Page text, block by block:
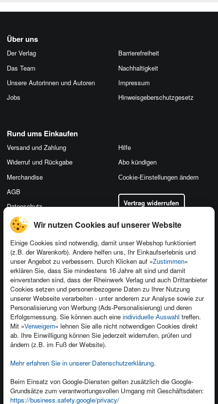
Wir nutzen Cookies auf unserer Website
Einige Cookies sind notwendig, damit unser Webshop funktioniert
(z.B. der Warenkorb). Andere helfen uns, Ihr Einkaufserlebnis und
unser Angebot zu verbessern. Durch Klicken auf »Zustimmen«
erklären Sie, dass Sie mindestens 16 Jahre alt sind und damit
einverstanden sind, dass der Rheinwerk Verlag und auch Drittanbieter
Cookies setzen und personenbezogene Daten zu Ihrer Nutzung
unserer Webseite verarbeiten - unter anderem zur Analyse sowie zur
Personalisierung von Werbung (Ads-Personalisierung) und deren
Erfolgsmessung. Sie können auch eine individuelle Auswahl treffen.
Mit »Verweigern« lehnen Sie alle nicht notwendigen Cookies direkt
ab. Ihre Einwilligung können Sie jederzeit widerrufen, prüfen und
ändern (z.B. im Fuß der Website).
Mehr erfahren Sie in unserer Datenschutzerklärung.
Beim Einsatz von Google-Diensten gelten zusätzlich die Google-
Grundsätze zum verantwortungsvollen Umgang mit Geschäftsdaten:
https://business.safety.google/privacy/
Über uns
Der Verlag
Das Team
Unsere Autorinnen und Autoren
Jobs
Barrierefreiheit
Nachhaltigkeit
Impressum
Hinweis­geber­schutz­gesetz
Kontakt
Newsletter
Für Unternehmen
Presseservice
Dozentenservice
Produktfeedback
Foreign Rights
Ein Buch schreiben
Rund ums Einkaufen
Versand und Zahlung
Widerruf und Rückgabe
Merchandise
AGB
Datenschutz
Hilfe
Abo kündigen
Cookie-Einstellungen ändern
Vertrag widerrufen
Kundenservice
Wir sind gerne für Sie da!
service@rheinwerk-verlag.de